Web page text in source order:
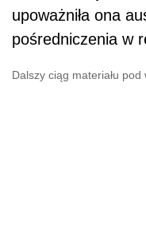
upoważniła ona
pośredniczenia w
Dalszy ciąg materiału pod